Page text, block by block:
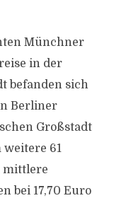
Münchner
in der
befanden sich
Berliner
Großstadt
61
mittlere
bei 17,70 Euro